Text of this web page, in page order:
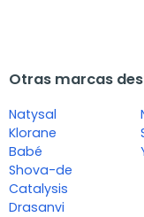
Otras marcas
Natysal
Klorane
Babé
Shova-de
Catalysis
Drasanvi